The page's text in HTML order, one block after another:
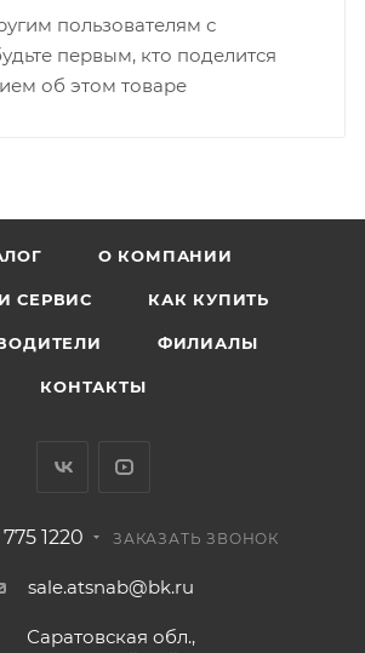
пользователям с
первым, кто поделится
об этом товаре
О КОМПАНИИ
СЕРВИС КАК КУПИТЬ
ФИЛИАЛЫ
КОНТАКТЫ
1220 ЗАКАЗАТЬ ЗВОНОК
sale.atsnab@bk.ru
Саратовская обл.,